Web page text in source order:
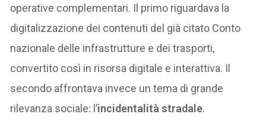
operative complementari. Il primo riguardava la
digitalizzazione dei contenuti del già citato Conto
nazionale delle infrastrutture e dei trasporti,
convertito così in risorsa digitale e interattiva. Il
secondo affrontava invece un tema di grande
rilevanza sociale: l’incidentalità stradale.